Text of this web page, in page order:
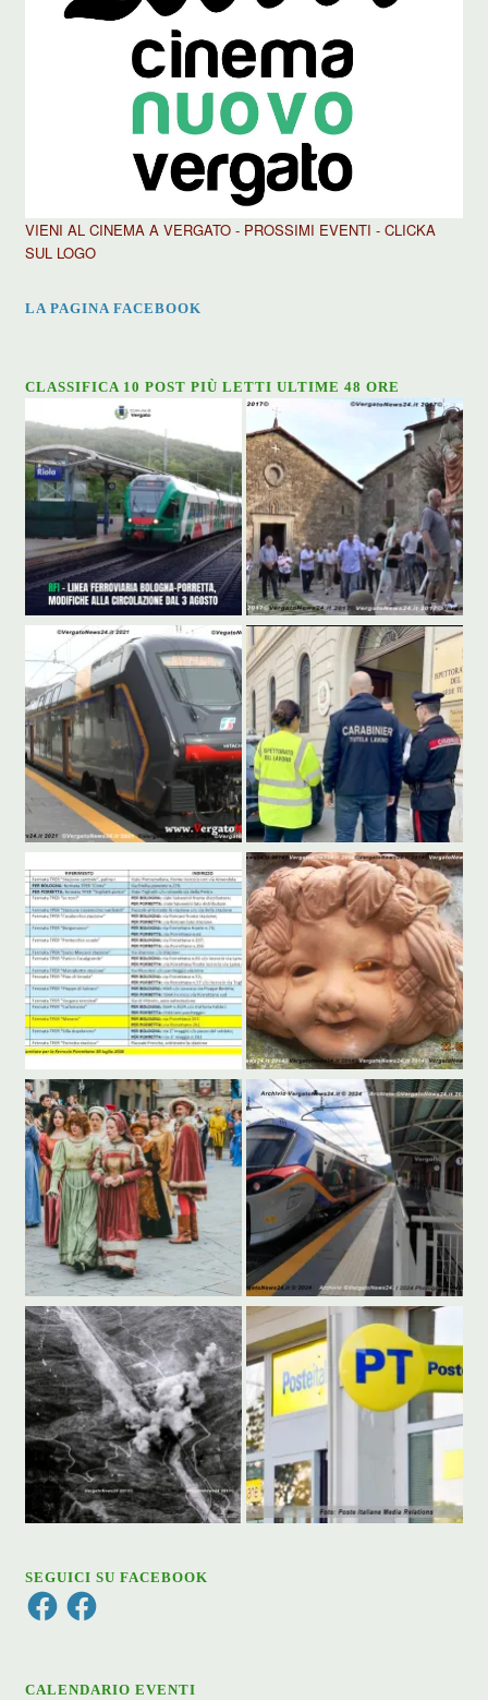
VIENI AL CINEMA A VERGATO - PROSSIMI EVENTI - CLICKA
SUL LOGO
LA PAGINA FACEBOOK
CLASSIFICA 10 POST PIÙ LETTI ULTIME 48 ORE
SEGUICI SU FACEBOOK
FacebookFacebook
CALENDARIO EVENTI